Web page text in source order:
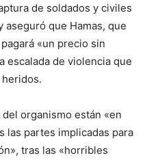
de soldados y civiles
que Hamas, que
«un precio sin
escalada de violencia que
organismo están «en
las partes implicadas para
tras las «horribles